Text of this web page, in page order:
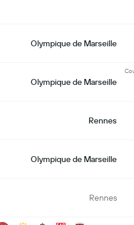
Olympique de Marseille
Olympique de Marseille
Rennes
Olympique de Marseille
Rennes